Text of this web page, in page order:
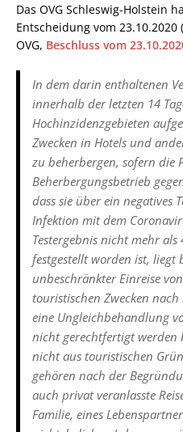
Das OVG Schleswig-Holstein
Entscheidung vom 23.10.2020
OVG, Beschluss vom
In dem darin enthaltenen
innerhalb der letzten 14
Hochinzidenzgebieten
Zwecken in Hotels und
zu beherbergen, sofern die
Beherbergungsbetrieb
dass sie über ein negatives
Infektion mit dem
Testergebnis nicht mehr
festgestellt worden ist, liegt
unbeschränkter Einreise
touristischen Zwecken
eine Ungleichbehandlung
nicht gerechtfertigt werden
nicht aus touristischen
gehören nach der
auch privat veranlasste
Familie, eines